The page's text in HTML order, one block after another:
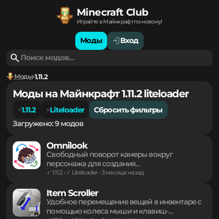
Minecraft Club
Играйте в Майнкрафт по-новому!
Моды Вход
Моды 1.11.2
Моды на Майнкрафт 1.11.2 liteloader
1.11.2 Liteloader
Сбросить фильтры
Загружено: 9 модов
Omnilook
Свободный поворот камеры вокруг
персонажа для создания
окрестностей без смены направления
взгляда основного героя. Легкий инструмент
для комфортного управления обзором в
Item Scroller
Удобное перемещение вещей в инвентаре с